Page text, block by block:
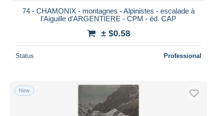
74 - CHAMONIX - montagnes - Alpinistes - escalade à
l'Aiguille d'ARGENTIERE - CPM - éd. CAP
± $0.58
Status Professional
New